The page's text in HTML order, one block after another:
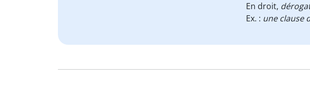
En droit,
Ex. : une clause